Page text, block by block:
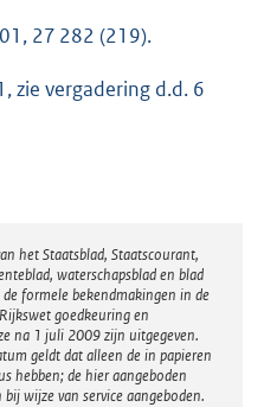
27 282 (219).
zie vergadering d.d. 6
het Staatsblad, Staatscourant,
waterschapsblad en blad
formele bekendmakingen in de
goedkeuring en
na 1 juli 2009 zijn uitgegeven.
geldt dat alleen de in papieren
hebben; de hier aangeboden
wijze van service aangeboden.